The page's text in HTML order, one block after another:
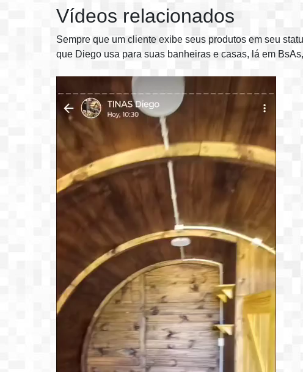
Vídeos relacionados
Sempre que um cliente exibe seus produtos em seu
que Diego usa para suas banheiras e casas, lá em